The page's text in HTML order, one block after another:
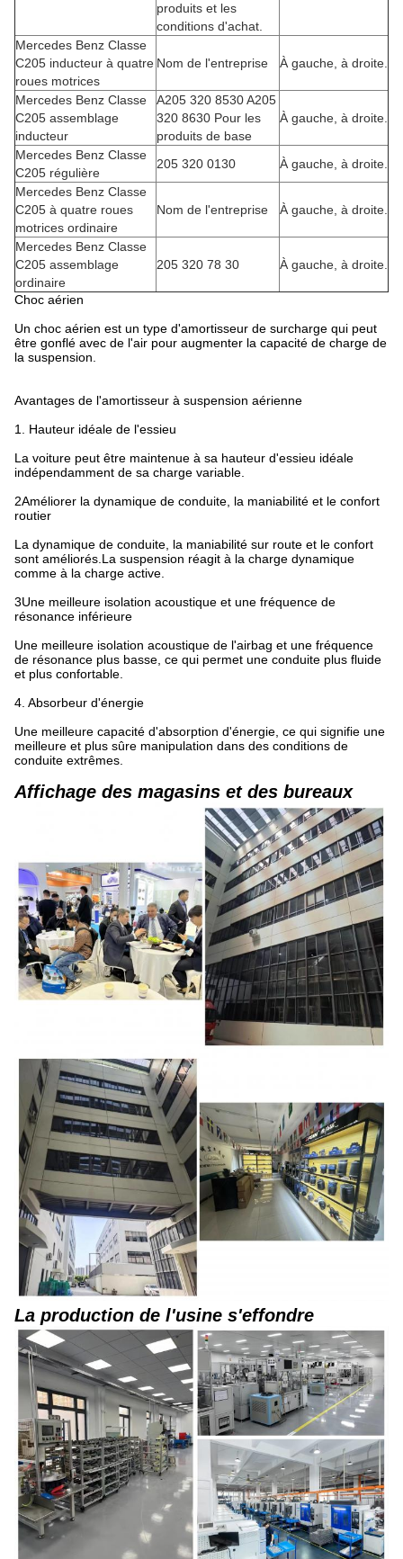
produits et les
conditions d'achat.
Mercedes Benz Classe
C205 inducteur à quatre
roues motrices
Nom de l'entreprise À gauche, à droite.
Mercedes Benz Classe
C205 assemblage
inducteur
A205 320 8530 A205
320 8630 Pour les
produits de base
À gauche, à droite.
Mercedes Benz Classe
C205 régulière
205 320 0130
À gauche, à droite.
Mercedes Benz Classe
C205 à quatre roues
motrices ordinaire
Nom de l'entreprise À gauche, à droite.
Mercedes Benz Classe
C205 assemblage
ordinaire
205 320 78 30 À gauche, à droite.
Choc aérien
Un choc aérien est un type d'amortisseur de surcharge qui peut
être gonflé avec de l'air pour augmenter la capacité de charge de
la suspension.
Avantages de l'amortisseur à suspension aérienne
1. Hauteur idéale de l'essieu
La voiture peut être maintenue à sa hauteur d'essieu idéale
indépendamment de sa charge variable.
2Améliorer la dynamique de conduite, la maniabilité et le confort
routier
La dynamique de conduite, la maniabilité sur route et le confort
sont améliorés.La suspension réagit à la charge dynamique
comme à la charge active.
3Une meilleure isolation acoustique et une fréquence de
résonance inférieure
Une meilleure isolation acoustique de l'airbag et une fréquence
de résonance plus basse, ce qui permet une conduite plus fluide
et plus confortable.
4. Absorbeur d'énergie
Une meilleure capacité d'absorption d'énergie, ce qui signifie une
meilleure et plus sûre manipulation dans des conditions de
conduite extrêmes.
Affichage des magasins et des bureaux
La production de l'usine s'effondre